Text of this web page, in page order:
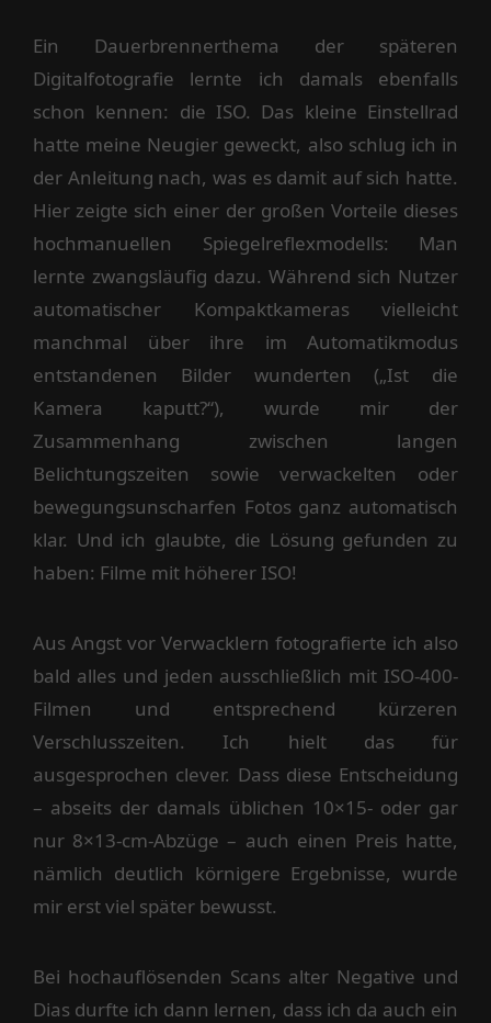
Ein Dauerbrennerthema der späteren
Digitalfotografie lernte ich damals ebenfalls
schon kennen: die ISO. Das kleine Einstellrad
hatte meine Neugier geweckt, also schlug ich in
der Anleitung nach, was es damit auf sich hatte.
Hier zeigte sich einer der großen Vorteile dieses
hochmanuellen Spiegelreflexmodells: Man
lernte zwangsläufig dazu. Während sich Nutzer
automatischer Kompaktkameras vielleicht
manchmal über ihre im Automatikmodus
entstandenen Bilder wunderten („Ist die
Kamera kaputt?“), wurde mir der
Zusammenhang zwischen langen
Belichtungszeiten sowie verwackelten oder
bewegungsunscharfen Fotos ganz automatisch
klar. Und ich glaubte, die Lösung gefunden zu
haben: Filme mit höherer ISO!
Aus Angst vor Verwacklern fotografierte ich also
bald alles und jeden ausschließlich mit ISO-400-
Filmen und entsprechend kürzeren
Verschlusszeiten. Ich hielt das für
ausgesprochen clever. Dass diese Entscheidung
– abseits der damals üblichen 10×15- oder gar
nur 8×13-cm-Abzüge – auch einen Preis hatte,
nämlich deutlich körnigere Ergebnisse, wurde
mir erst viel später bewusst.
Bei hochauflösenden Scans alter Negative und
Dias durfte ich dann lernen, dass ich da auch ein